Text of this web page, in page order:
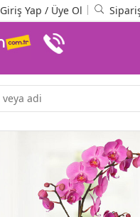
Giriş Yap / Üye Ol